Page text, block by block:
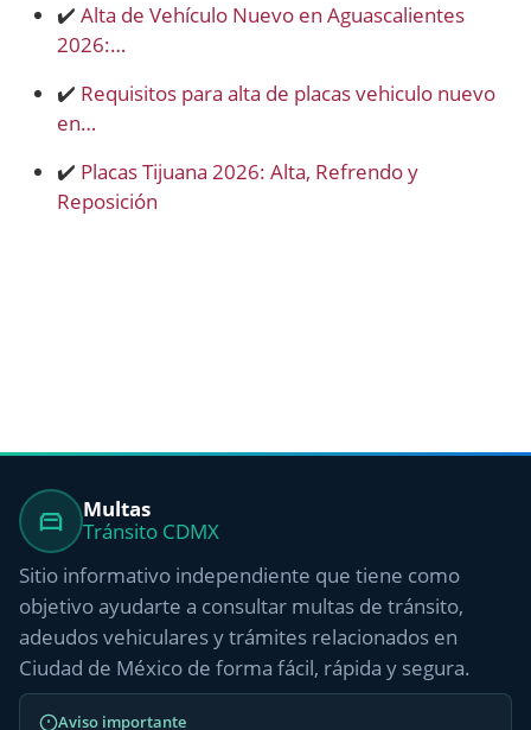
✔️ Alta de Vehículo Nuevo en Aguascalientes
2026:…
✔️ Requisitos para alta de placas vehiculo nuevo
en…
✔️ Placas Tijuana 2026: Alta, Refrendo y
Reposición
Multas
Tránsito CDMX
Sitio informativo independiente que tiene como
objetivo ayudarte a consultar multas de tránsito,
adeudos vehiculares y trámites relacionados en
Ciudad de México de forma fácil, rápida y segura.
Aviso importante